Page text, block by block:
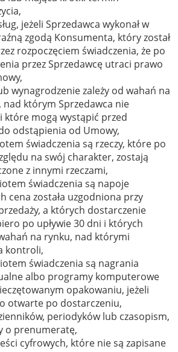
jeżeli Sprzedawca wykonał w
zgodą Konsumenta, który został
rozpoczęciem świadczenia, że po
przez Sprzedawcę utraci prawo
wynagrodzenie zależy od wahań na
którym Sprzedawca nie
mogą wystąpić przed
odstąpienia od Umowy,
świadczenia są rzeczy, które po
na swój charakter, zostają
z innymi rzeczami,
świadczenia są napoje
cena została uzgodniona przy
a których dostarczenie
po upływie 30 dni i których
na rynku, nad którymi
kontroli,
świadczenia są nagrania
albo programy komputerowe
opakowaniu, jeżeli
otwarte po dostarczeniu,
periodyków lub czasopism,
o prenumeratę,
cyfrowych, które nie są zapisane